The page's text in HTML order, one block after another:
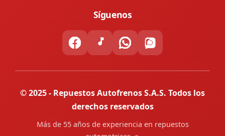
Síguenos
© 2025 - Repuestos Autofrenos S.A.S. Todos los
derechos reservados
Más de 55 años de experiencia en repuestos